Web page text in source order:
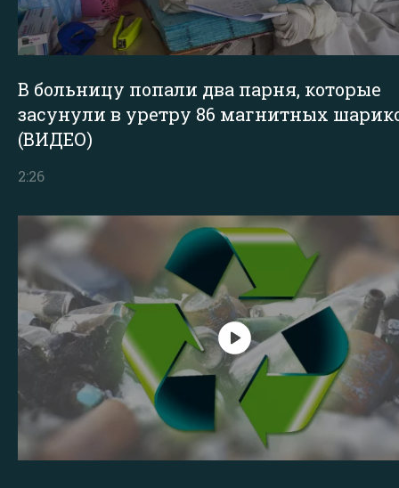
В больницу попали два парня, которые
засунули в уретру 86 магнитных
(ВИДЕО)
2:26